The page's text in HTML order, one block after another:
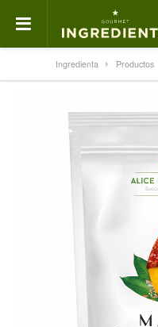
Ingredienta Productos